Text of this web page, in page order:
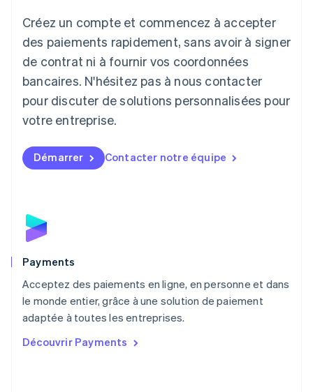
Créez un compte et commencez à accepter
des paiements rapidement, sans avoir à signer
de contrat ni à fournir vos coordonnées
bancaires. N'hésitez pas à nous contacter
pour discuter de solutions personnalisées pour
votre entreprise.
Démarrer Contacter notre équipe
Payments
Acceptez des paiements en ligne, en personne et dans
le monde entier, grâce à une solution de paiement
adaptée à toutes les entreprises.
Découvrir Payments
Lettonie
English
Liechtenstein
DeutschEnglish
Lituanie
Luxembourg
FrançaisDeutschEnglish
English简体中文
Malte
Norvège
English
English
NederlandsEnglish
Pologne
English
PortuguêsEnglish